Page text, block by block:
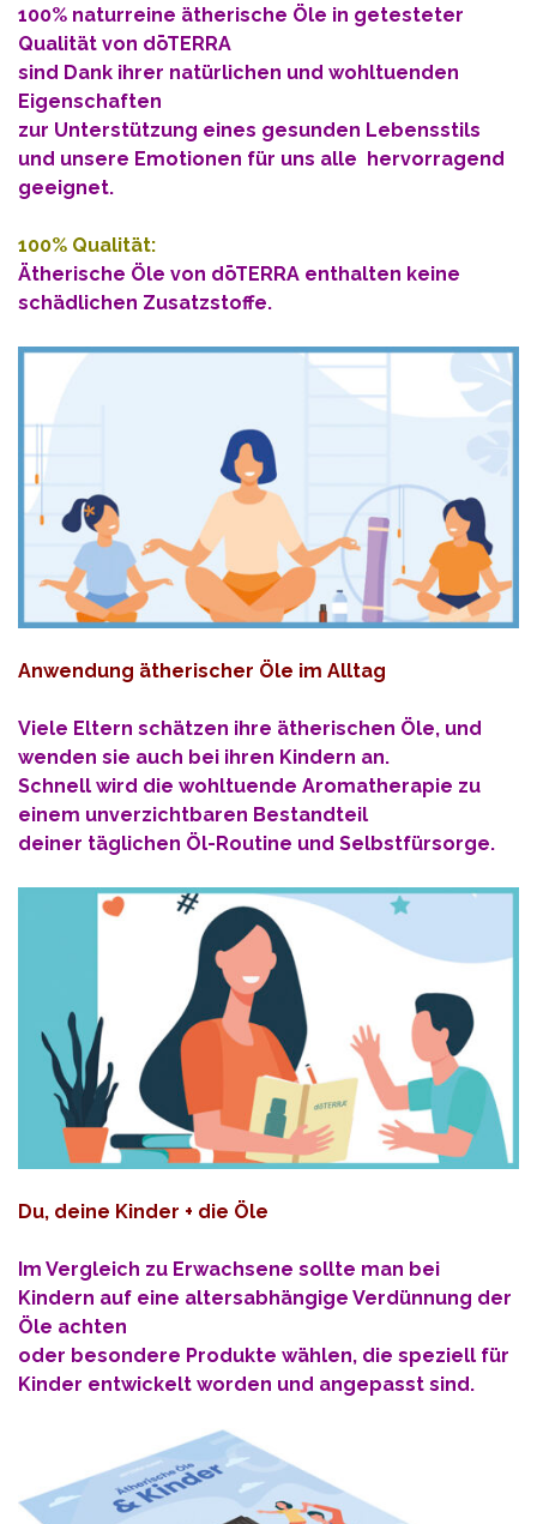
100% naturreine ätherische Öle in getesteter
Qualität von dōTERRA
sind Dank ihrer natürlichen und wohltuenden
Eigenschaften
zur Unterstützung eines gesunden Lebensstils
und unsere Emotionen für uns alle hervorragend
geeignet.
100% Qualität:
Ätherische Öle von dōTERRA enthalten keine
schädlichen Zusatzstoffe.
Anwendung ätherischer Öle im Alltag
Viele Eltern schätzen ihre ätherischen Öle, und
wenden sie auch bei ihren Kindern an.
Schnell wird die wohltuende Aromatherapie zu
einem unverzichtbaren Bestandteil
deiner täglichen Öl-Routine und Selbstfürsorge.
Du, deine Kinder + die Öle
Im Vergleich zu Erwachsene sollte man bei
Kindern auf eine altersabhängige Verdünnung der
Öle achten
oder besondere Produkte wählen, die speziell für
Kinder entwickelt worden und angepasst sind.